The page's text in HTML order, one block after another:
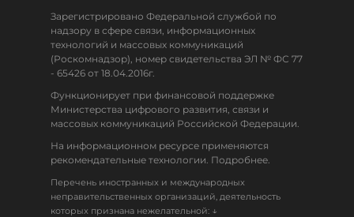
Зарегистрировано Федеральной службой по
надзору в сфере связи, информационных
технологий и массовых коммуникаций
(Роскомнадзор), номер свидетельства ЭЛ № ФС 77
- 65426 от 18.04.2016г.
Функционирует при финансовой поддержке
Министерства цифрового развития, связи и
массовых коммуникаций Российской Федерации.
На информационном ресурсе применяются
рекомендательные технологии. Подробнее.
Перечень иностранных и международных
неправительственных организаций, деятельность
которых признана нежелательной: ↓